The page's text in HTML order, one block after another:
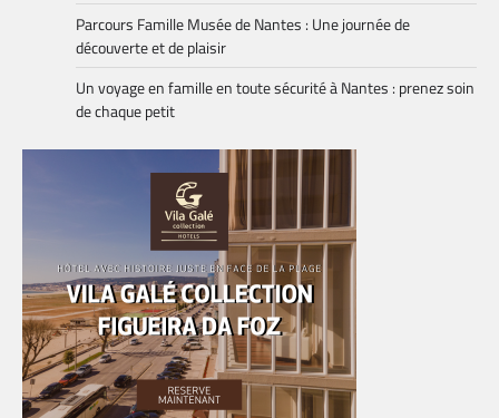
Parcours Famille Musée de Nantes : Une journée de
découverte et de plaisir
Un voyage en famille en toute sécurité à Nantes : prenez soin
de chaque petit